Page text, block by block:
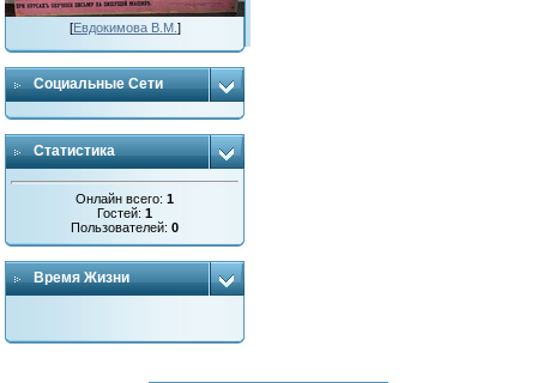
[Евдокимова В.М. ]
Социальные Сети
Статистика
Онлайн всего:1
Гостей:1
Пользователей:0
Время Жизни